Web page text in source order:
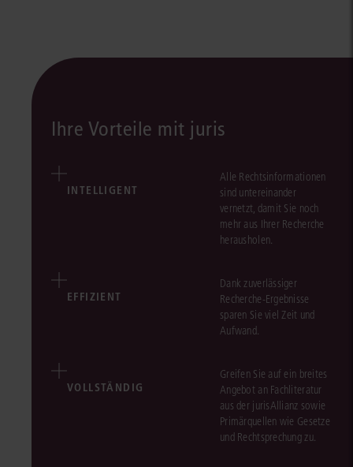
Ihre Vorteile mit juris
INTELLIGENT
Alle Rechtsinformationen
sind untereinander
vernetzt, damit Sie noch
mehr aus Ihrer Recherche
herausholen.
EFFIZIENT
Dank zuverlässiger
Recherche-Ergebnisse
sparen Sie viel Zeit und
Aufwand.
VOLLSTÄNDIG
Greifen Sie auf ein breites
Angebot an Fachliteratur
aus der jurisAllianz sowie
Primärquellen wie Gesetze
und Rechtsprechung zu.